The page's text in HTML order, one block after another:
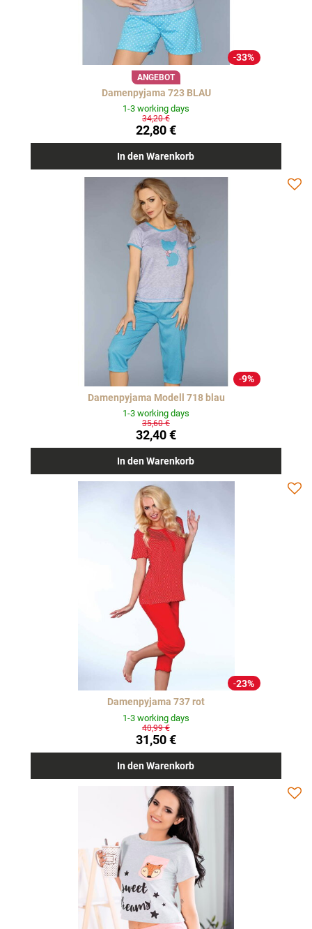
33%
ANGEBOT
Damenpyjama 723 BLAU
1-3 working days
22,80 €
34,20 €
In den Warenkorb
9%
Damenpyjama Modell 718 blau
1-3 working days
32,40 €
35,60 €
In den Warenkorb
23%
Damenpyjama 737 rot
1-3 working days
31,50 €
40,99 €
In den Warenkorb